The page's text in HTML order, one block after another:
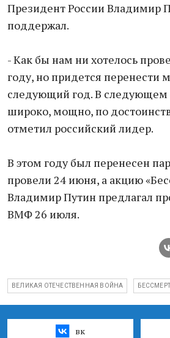
Президент России Владимир
поддержал.
- Как бы нам ни хотелось
году, но придется перенести
следующий год. В следующем
широко, мощно, по
отметил российский лидер.
В этом году был перенесен
провели 24 июня, а акцию
Владимир Путин предлагал
ВМФ 26 июля.
ВЕЛИКАЯ ОТЕЧЕСТВЕННАЯ ВОЙНА
вк